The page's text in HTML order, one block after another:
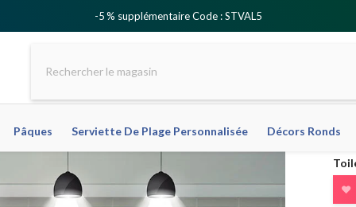
-5 % supplémentaire Code : STVAL5
Pâques Serviette De Plage Personnalisée Décors Ronds
❤